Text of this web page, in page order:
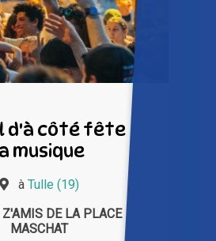
d'à côté fête
musique
à Tulle (19)
Z'AMIS DE LA PLACE
MASCHAT